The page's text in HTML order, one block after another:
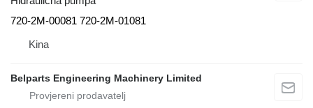
720-2M-00081 720-2M-01081
Kina
Belparts Engineering Machinery Limited